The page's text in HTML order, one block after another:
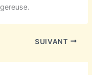
SUIVANT